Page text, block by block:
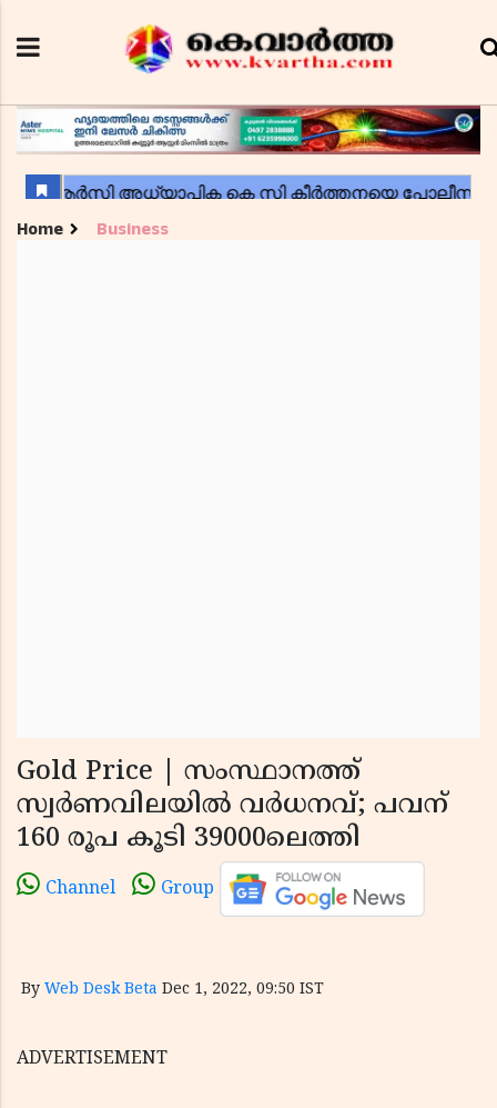
Home Business
Gold Price | സംസ്ഥാനത്ത്
സ്വര്‍ണവിലയില്‍ വര്‍ധനവ്; പവന്
160 രൂപ കൂടി 39000ലെത്തി
Channel Group
By Web Desk Beta Dec 1, 2022, 09:50 IST
ADVERTISEMENT